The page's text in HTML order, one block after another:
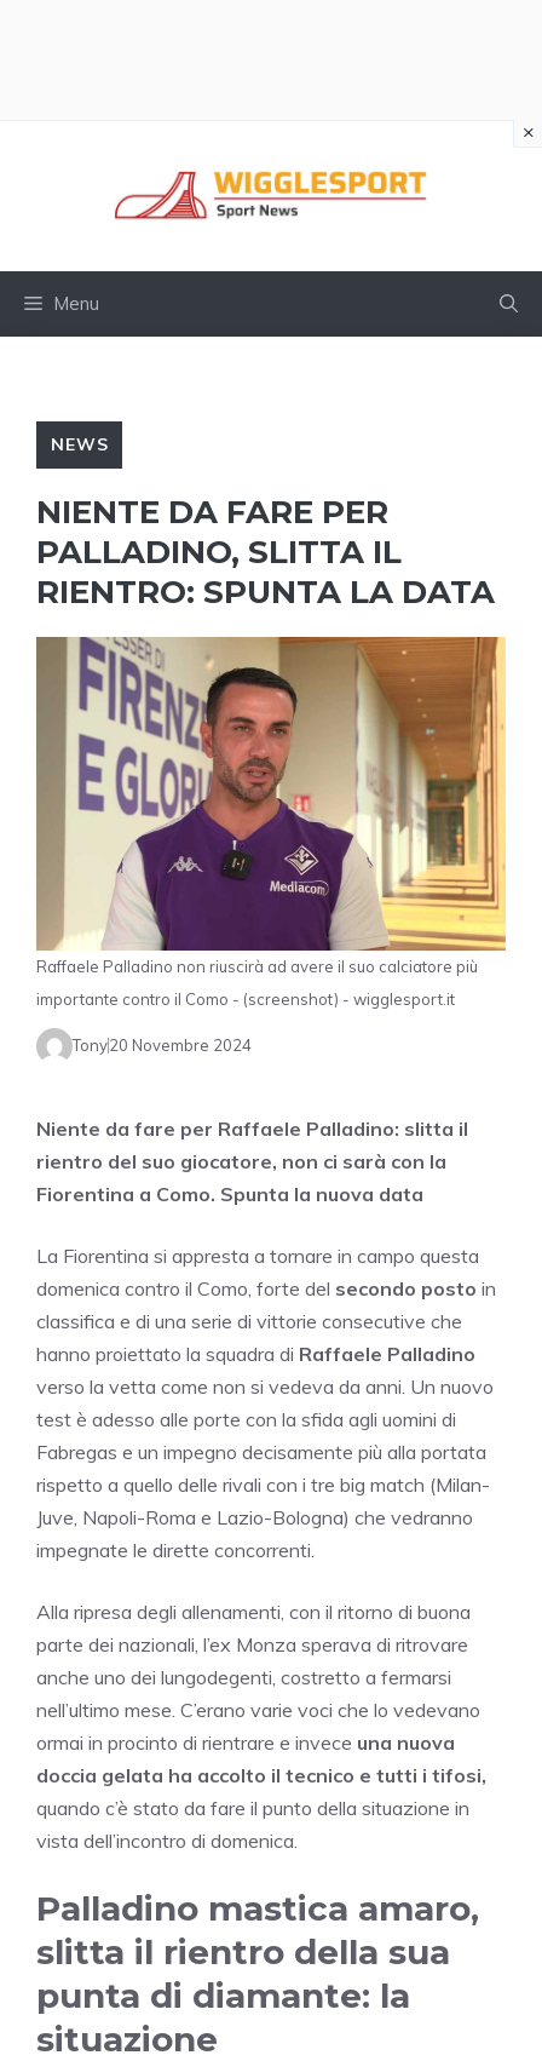
Menu
NEWS
NIENTE DA FARE PER
PALLADINO, SLITTA IL
RIENTRO: SPUNTA LA DATA
Raffaele Palladino non riuscirà ad avere il suo calciatore più
importante contro il Como - (screenshot) - wigglesport.it
Tony20 Novembre 2024
Niente da fare per Raffaele Palladino: slitta il
rientro del suo giocatore, non ci sarà con la
Fiorentina a Como. Spunta la nuova data
La Fiorentina si appresta a tornare in campo questa
domenica contro il Como, forte del secondo posto in
classifica e di una serie di vittorie consecutive che
hanno proiettato la squadra di Raffaele Palladino
verso la vetta come non si vedeva da anni. Un nuovo
test è adesso alle porte con la sfida agli uomini di
Fabregas e un impegno decisamente più alla portata
rispetto a quello delle rivali con i tre big match (Milan-
Juve, Napoli-Roma e Lazio-Bologna) che vedranno
impegnate le dirette concorrenti.
Alla ripresa degli allenamenti, con il ritorno di buona
parte dei nazionali, l’ex Monza sperava di ritrovare
anche uno dei lungodegenti, costretto a fermarsi
nell’ultimo mese. C’erano varie voci che lo vedevano
ormai in procinto di rientrare e invece una nuova
doccia gelata ha accolto il tecnico e tutti i tifosi,
quando c’è stato da fare il punto della situazione in
vista dell’incontro di domenica.
Palladino mastica amaro,
slitta il rientro della sua
punta di diamante: la
situazione
×